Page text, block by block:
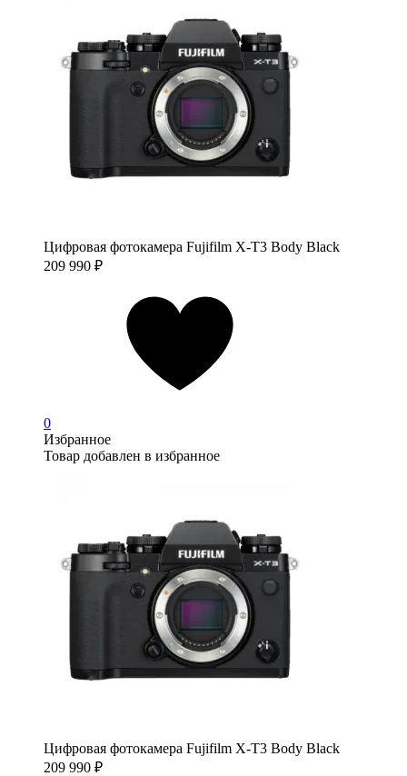
Цифровая фотокамера Fujifilm X-T3 Body Black
209 990 ₽
0
Избранное
Товар добавлен в избранное
Цифровая фотокамера Fujifilm X-T3 Body Black
209 990 ₽